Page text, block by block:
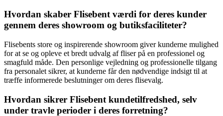
Hvordan skaber Flisebent værdi for deres kunder
gennem deres showroom og butiksfaciliteter?
Flisebents store og inspirerende showroom giver kunderne mulighed
for at se og opleve et bredt udvalg af fliser på en professionel og
smagfuld måde. Den personlige vejledning og professionelle tilgang
fra personalet sikrer, at kunderne får den nødvendige indsigt til at
træffe informerede beslutninger om deres flisevalg.
Hvordan sikrer Flisebent kundetilfredshed, selv
under travle perioder i deres forretning?